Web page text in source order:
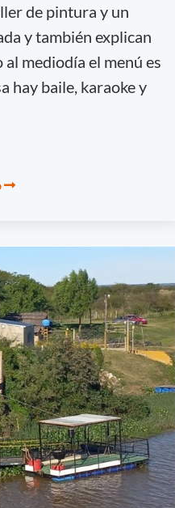
de pintura y un
y también explican
al mediodía el menú es
hay baile, karaoke y